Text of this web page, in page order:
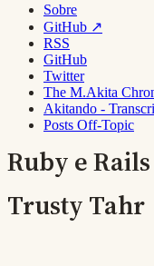
Sobre
GitHub ↗
RSS
GitHub
Twitter
The M.Akita
Akitando -
Posts Off-Topic
Ruby e
Trusty Tahr